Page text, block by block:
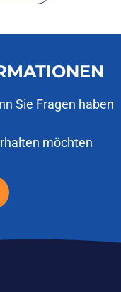
Sie Fragen haben
möchten